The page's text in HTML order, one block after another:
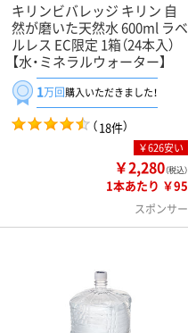
キリンビバレッジ キリン 自
然が磨いた天然水 600ml ラベ
ルレス EC限定 1箱（24本入）
【水・ミネラルウォーター】
1万回購入いただきました！
（18件）
￥626安い
￥2,280（税込）
1本あたり ￥95
スポンサー